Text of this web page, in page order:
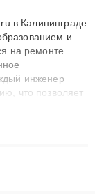
в Калининграде
и
на ремонте
инженер
что позволяет
мастера